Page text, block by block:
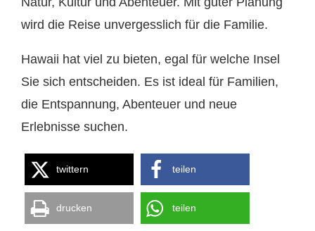
wird die Reise unvergesslich für die Familie.
Hawaii hat viel zu bieten, egal für welche Insel
Sie sich entscheiden. Es ist ideal für Familien,
die Entspannung, Abenteuer und neue
Erlebnisse suchen.
twittern teilen
drucken teilen